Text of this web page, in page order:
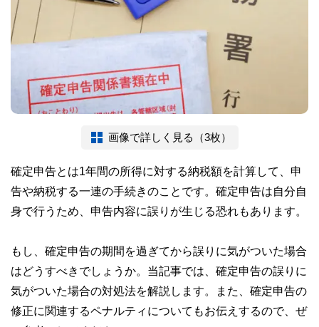
画像で詳しく見る（3枚）
確定申告とは1年間の所得に対する納税額を計算して、申
告や納税する一連の手続きのことです。確定申告は自分自
身で行うため、申告内容に誤りが生じる恐れもあります。
もし、確定申告の期間を過ぎてから誤りに気がついた場合
はどうすべきでしょうか。当記事では、確定申告の誤りに
気がついた場合の対処法を解説します。また、確定申告の
修正に関連するペナルティについてもお伝えするので、ぜ